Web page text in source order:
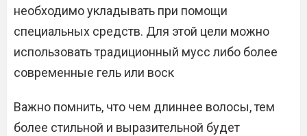
необходимо укладывать при помощи
специальных средств. Для этой цели можно
использовать традиционный мусс либо более
современные гель или воск
Важно помнить, что чем длиннее волосы, тем
более стильной и выразительной будет